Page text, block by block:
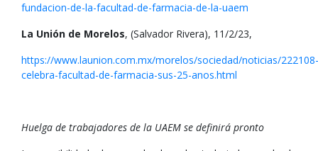
fundacion-de-la-facultad-de-farmacia-de-la-uaem
La Unión de Morelos, (Salvador Rivera), 11/2/23,
https://www.launion.com.mx/morelos/sociedad/noticias/222108-
celebra-facultad-de-farmacia-sus-25-anos.html
Huelga de trabajadores de la UAEM se definirá pronto